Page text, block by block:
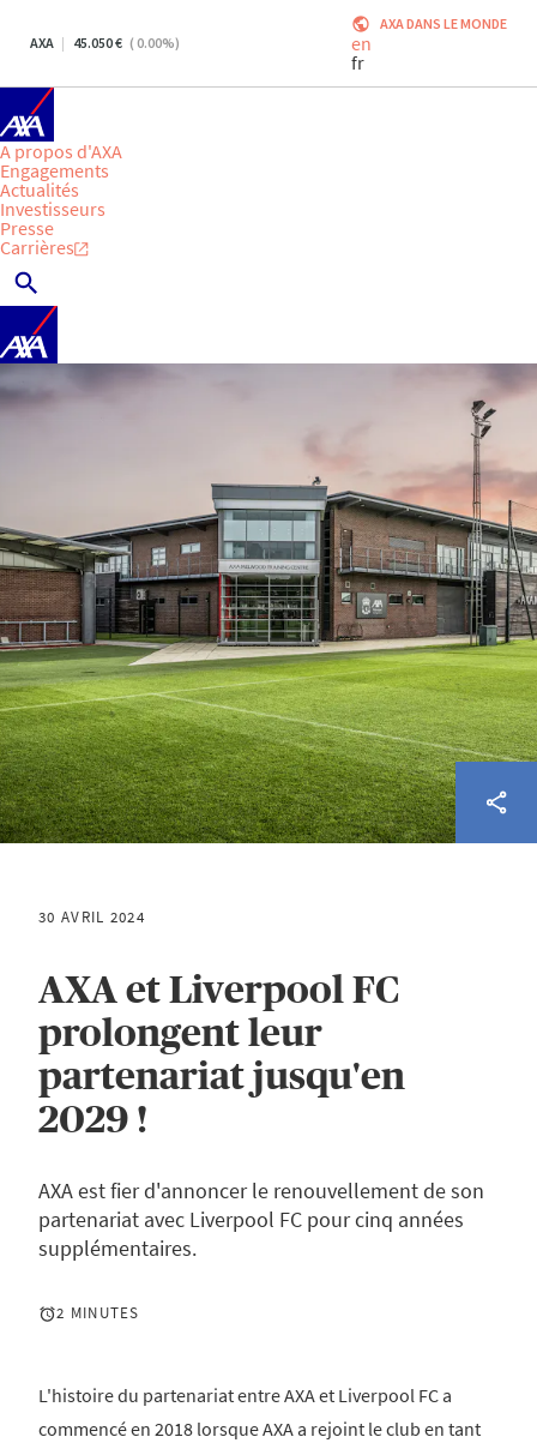
AXA 45.050 ( 0.00%)
AXA DANS LE MONDE
en
fr
A propos d'AXA
Engagements
Actualités
Investisseurs
Presse
Carrières
30 AVRIL 2024
AXA et Liverpool FC
prolongent leur
partenariat jusqu'en
2029 !
AXA est fier d'annoncer le renouvellement de son
partenariat avec Liverpool FC pour cinq années
supplémentaires.
2 MINUTES
L'histoire du partenariat entre AXA et Liverpool FC a
commencé en 2018 lorsque AXA a rejoint le club en tant